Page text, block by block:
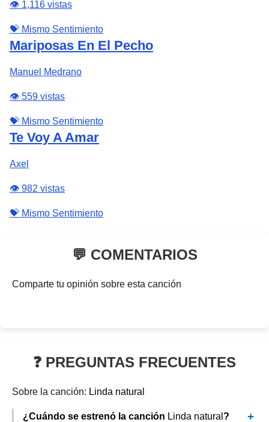
👁️ 1,116 vistas
💝 Mismo Sentimiento
Mariposas En El Pecho
Manuel Medrano
👁️ 559 vistas
💝 Mismo Sentimiento
Te Voy A Amar
Axel
👁️ 982 vistas
💝 Mismo Sentimiento
💬 COMENTARIOS
Comparte tu opinión sobre esta canción
❓ PREGUNTAS FRECUENTES
Sobre la canción: Linda natural
¿Cuándo se estrenó la canción Linda natural ?